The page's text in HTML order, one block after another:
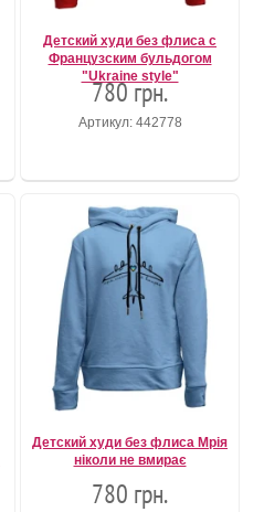
Детский худи без флиса с
Французским бульдогом
"Ukraine style"
780 грн.
Артикул: 442778
Детский худи без флиса Мрія
ніколи не вмирає
780 грн.